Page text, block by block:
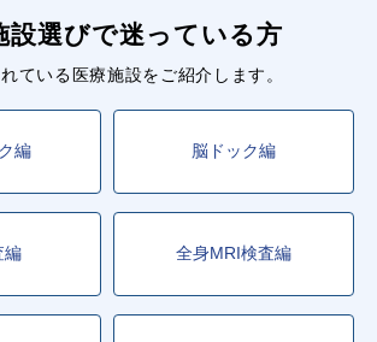
設選びで迷っている方
ている医療施設をご紹介します。
編 脳ドック編
編 全身MRI検査編